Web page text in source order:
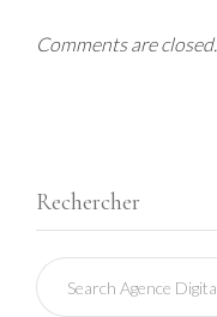
Comments are closed.
Rechercher